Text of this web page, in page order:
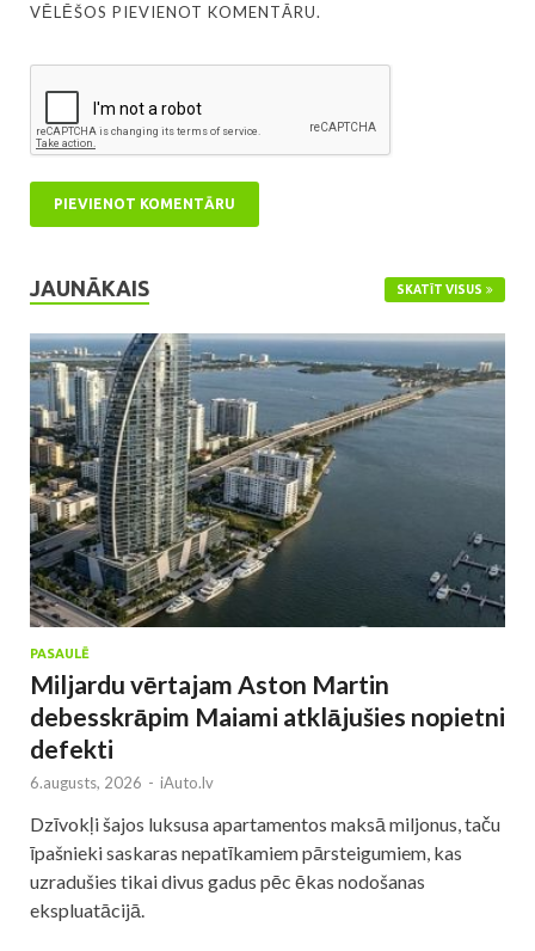
VĒLĒŠOS PIEVIENOT KOMENTĀRU.
JAUNĀKAIS SKATĪT VISUS
PASAULĒ
Miljardu vērtajam Aston Martin
debesskrāpim Maiami atklājušies nopietni
defekti
6.augusts, 2026 - iAuto.lv
Dzīvokļi šajos luksusa apartamentos maksā miljonus, taču
īpašnieki saskaras nepatīkamiem pārsteigumiem, kas
uzradušies tikai divus gadus pēc ēkas nodošanas
ekspluatācijā.